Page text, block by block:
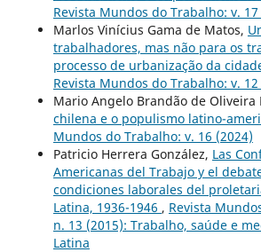
Revista Mundos do Trabalho: v. 17
Marlos Vinícius Gama de Matos,
trabalhadores, mas não para os
processo de urbanização da
Revista Mundos do Trabalho: v. 12
Mario Angelo Brandão de Oliveira
chilena e o populismo latino-
Mundos do Trabalho: v. 16 (2024)
Patricio Herrera González, Las
Americanas del Trabajo y el
condiciones laborales del
Latina, 1936-1946 , Revista
n. 13 (2015): Trabalho, saúde e
Latina